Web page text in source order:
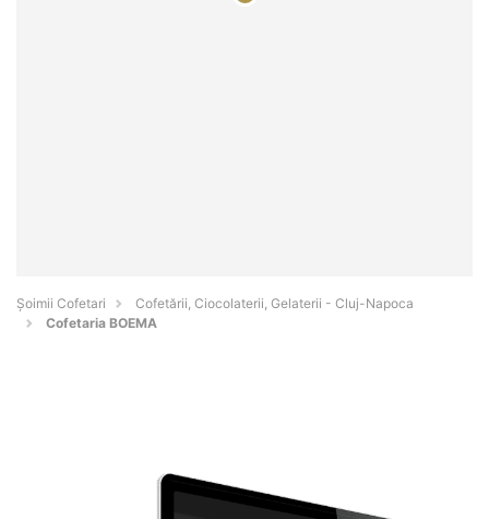
Șoimii Cofetari
Cofetării, Ciocolaterii, Gelaterii - Cluj-Napoca
Cofetaria BOEMA